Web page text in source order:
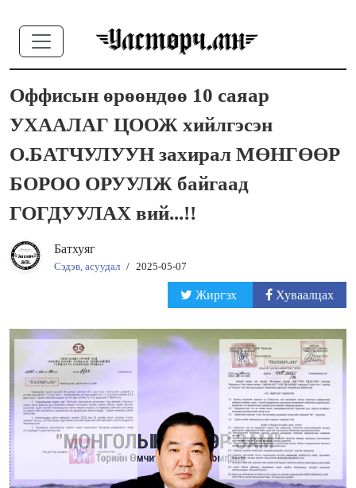
Оффисын өрөөндөө 10 саяар
УХААЛАГ ЦООЖ хийлгэсэн
О.БАТЧУЛУУН захирал МӨНГӨӨР
БОРОО ОРУУЛЖ байгаад
ГОГДУУЛАХ вий...!!
Батхуяг
Сэдэв, асуудал / 2025-05-07
Жиргэх Хуваалцах